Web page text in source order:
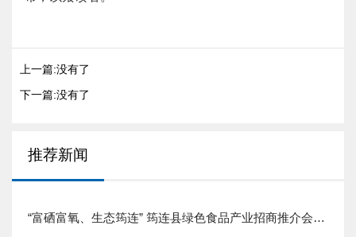
上一篇:没有了
下一篇:没有了
推荐新闻
“富硒富氧、生态筠连” 筠连县绿色食品产业招商推介会圆满举行